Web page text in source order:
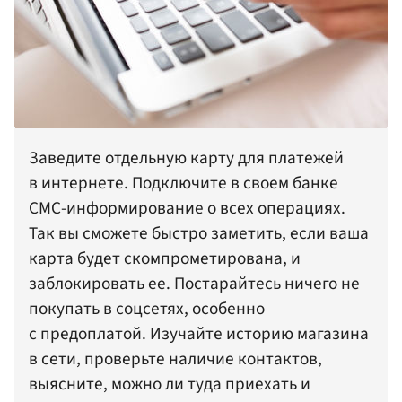
Заведите отдельную карту для платежей
в интернете. Подключите в своем банке
СМС-информирование о всех операциях.
Так вы сможете быстро заметить, если ваша
карта будет скомпрометирована, и
заблокировать ее. Постарайтесь ничего не
покупать в соцсетях, особенно
с предоплатой. Изучайте историю магазина
в сети, проверьте наличие контактов,
выясните, можно ли туда приехать и